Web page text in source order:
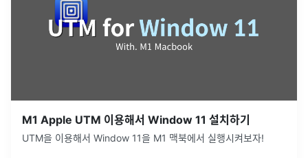
M1 Apple UTM 이용해서 Window 11 설치하기
UTM을 이용해서 Window 11을 M1 맥북에서 실행시켜보자!